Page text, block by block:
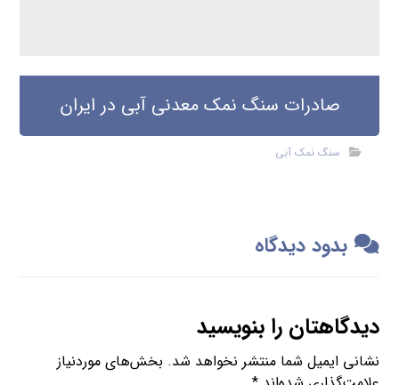
صادرات سنگ نمک معدنی آبی در ایران
سنگ نمک آبی
بدود دیدگاه
دیدگاهتان را بنویسید
نشانی ایمیل شما منتشر نخواهد شد. بخش‌های موردنیاز